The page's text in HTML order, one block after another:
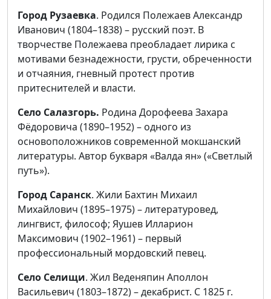
Город Рузаевка. Родился Полежаев Александр
Иванович (1804–1838) – русский поэт. В
творчестве Полежаева преобладает лирика с
мотивами безнадежности, грусти, обреченности
и отчаяния, гневный протест против
притеснителей и власти.
Село Салазгорь. Родина Дорофеева Захара
Фёдоровича (1890–1952) – одного из
основоположников современной мокшанский
литературы. Автор букваря «Валда ян» («Светлый
путь»).
Город Саранск. Жили Бахтин Михаил
Михайлович (1895–1975) – литературовед,
лингвист, философ; Яушев Илларион
Максимович (1902–1961) – первый
профессиональный мордовский певец.
Село Селищи. Жил Веденяпин Аполлон
Васильевич (1803–1872) – декабрист. С 1825 г.